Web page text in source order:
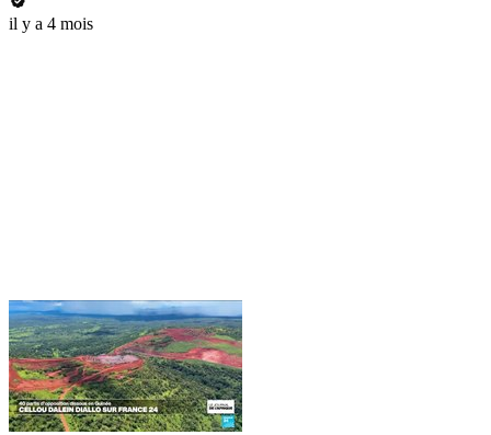
il y a 4 mois